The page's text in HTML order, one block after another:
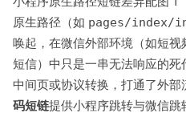
原生路径（如 pages/index/
唤起，在微信外部环境（如短
短信）中只是一串无法响应的
中间页或协议转换，打通了外部
码短链提供小程序跳转与微信跳